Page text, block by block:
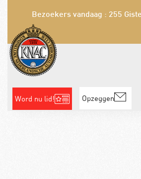
Bezoekers vandaag : 255
Word nu lid! Opzeggen